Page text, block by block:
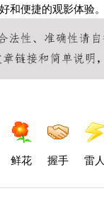
和便捷的观影体验
鲜花 握手 雷